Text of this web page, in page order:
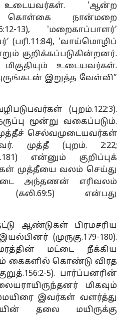
உடையவர்கள். 'ஆன்ற
கொள்கை நான்மறை
13), 'மறைகாப்பாளர்’
(பரி.11:84), 'வாய்மொழிப்
குறிக்கப்படுகின்றனர்.
உடையவர்கள்.
இறுத்த வேள்வி”
(புறம்.122:3).
மூன்று வகைப்படும்.
செல்வமுடையவர்கள்
முத்தீ (புறம். 2:22;
என்னும் குறிப்புக்
முத்தீயை வலம் செய்து
அந்தணன் எரிவலம்
என்பது
ஆண்டுகள் பிரமசரிய
(முருகு.179-180).
மட்டை நீக்கிய
கைகளில் கொண்டு விரத
5). பார்ப்பனரின்
மிகவும்
இவர்கள் வளர்த்து
தலை மயிருக்கு